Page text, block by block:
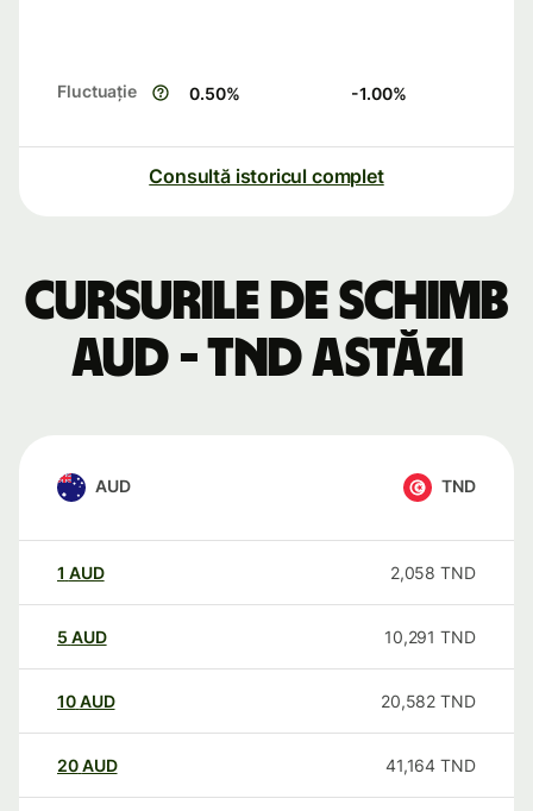
Fluctuație 0.50% -1.00%
Consultă istoricul complet
Cursurile de schimb
AUD - TND astăzi
AUD TND
1 AUD 2,058 TND
5 AUD 10,291 TND
10AUD 20,582 TND
20AUD 41,164 TND